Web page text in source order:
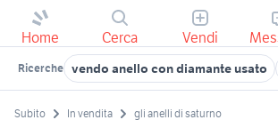
Home Cerca Vendi
Ricerche vendo anello con diamante usato
Subito In vendita gli anelli di saturno